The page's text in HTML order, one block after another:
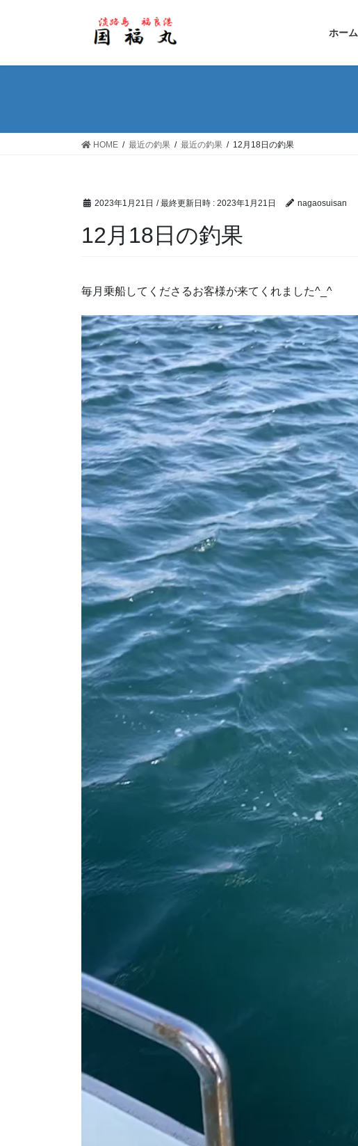
ホーム
HOME 最近の釣果 最近の釣果 12月18日の釣果
2023年1月21日 / 最終更新日時 : 2023年1月21日 nagaosuisan
12月18日の釣果
毎月乗船してくださるお客様が来てくれました^_^